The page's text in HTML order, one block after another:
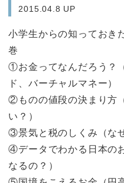
2015.04.8 UP
小学生からの知っておき
巻
①お金ってなんだろう？
ド、バーチャルマネー）
②ものの値段の決まり方
い？）
③景気と税のしくみ（な
④データでわかる日本の
なるの？）